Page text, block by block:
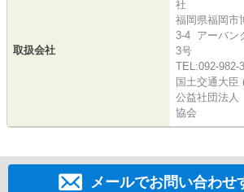
取扱会社
社
福岡県福岡市
3-4 アーバン
3号
TEL:092-982-
国土交通大臣
公益社団法人
協会
メールでお問い合わせ